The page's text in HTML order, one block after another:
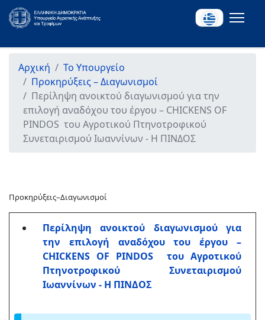
Αρχική
Το Υπουργείο
Προκηρύξεις – Διαγωνισμοί
Περίληψη ανοικτού διαγωνισμού για την
επιλογή αναδόχου του έργου – CHICKENS OF
PINDOS του Αγροτικού Πτηνοτροφικού
Συνεταιρισμού Ιωαννίνων - Η ΠΙΝΔΟΣ
Προκηρύξεις–Διαγωνισμοί
Περίληψη ανοικτού διαγωνισμού για
την επιλογή αναδόχου του έργου –
CHICKENS OF PINDOS
του Αγροτικού
Πτηνοτροφικού Συνεταιρισμού
Ιωαννίνων - Η ΠΙΝΔΟΣ